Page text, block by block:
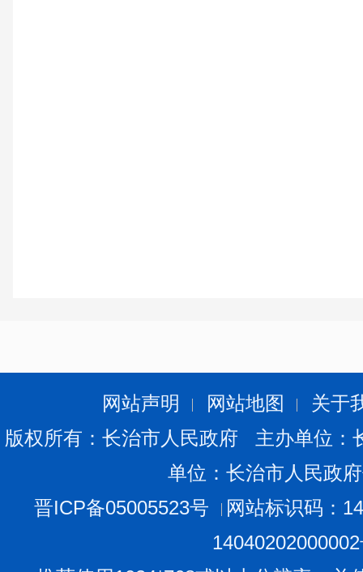
网站声明 网站地图
关于
版权所有：长治市人民政府 主办单位
单位：长治市人民政
晋ICP备05005523号
网站标识码：